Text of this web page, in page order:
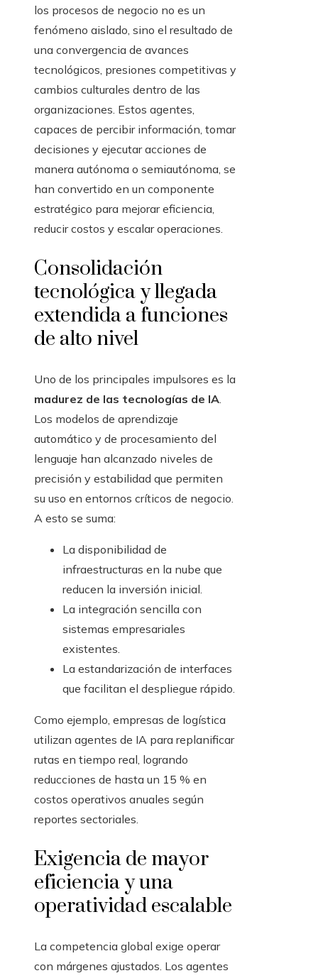
los procesos de negocio no es un
fenómeno aislado, sino el resultado de
una convergencia de avances
tecnológicos, presiones competitivas y
cambios culturales dentro de las
organizaciones. Estos agentes,
capaces de percibir información, tomar
decisiones y ejecutar acciones de
manera autónoma o semiautónoma, se
han convertido en un componente
estratégico para mejorar eficiencia,
reducir costos y escalar operaciones.
Consolidación
tecnológica y llegada
extendida a funciones
de alto nivel
Uno de los principales impulsores es la
madurez de las tecnologías de IA.
Los modelos de aprendizaje
automático y de procesamiento del
lenguaje han alcanzado niveles de
precisión y estabilidad que permiten
su uso en entornos críticos de negocio.
A esto se suma:
La disponibilidad de
infraestructuras en la nube que
reducen la inversión inicial.
La integración sencilla con
sistemas empresariales
existentes.
La estandarización de interfaces
que facilitan el despliegue rápido.
Como ejemplo, empresas de logística
utilizan agentes de IA para replanificar
rutas en tiempo real, logrando
reducciones de hasta un 15 % en
costos operativos anuales según
reportes sectoriales.
Exigencia de mayor
eficiencia y una
operatividad escalable
La competencia global exige operar
con márgenes ajustados. Los agentes